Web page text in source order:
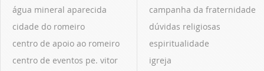
água mineral aparecida
cidade do romeiro
centro de apoio ao romeiro
centro de eventos pe. vitor
campanha da fraternidade
dúvidas religiosas
espiritualidade
igreja